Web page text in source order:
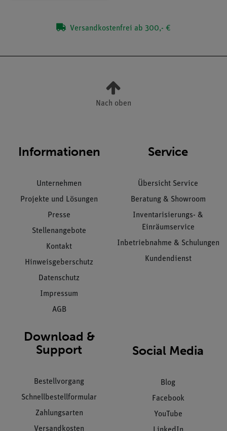
Versandkostenfrei ab 300,- €
Nach oben
Informationen
Unternehmen
Projekte und Lösungen
Presse
Stellenangebote
Kontakt
Hinweisgeberschutz
Datenschutz
Impressum
AGB
Service
Übersicht Service
Beratung & Showroom
Inventarisierungs- &
Einräumservice
Inbetriebnahme & Schulungen
Kundendienst
Download &
Support
Bestellvorgang
Schnellbestellformular
Zahlungsarten
Versandkosten
Social Media
Blog
Facebook
YouTube